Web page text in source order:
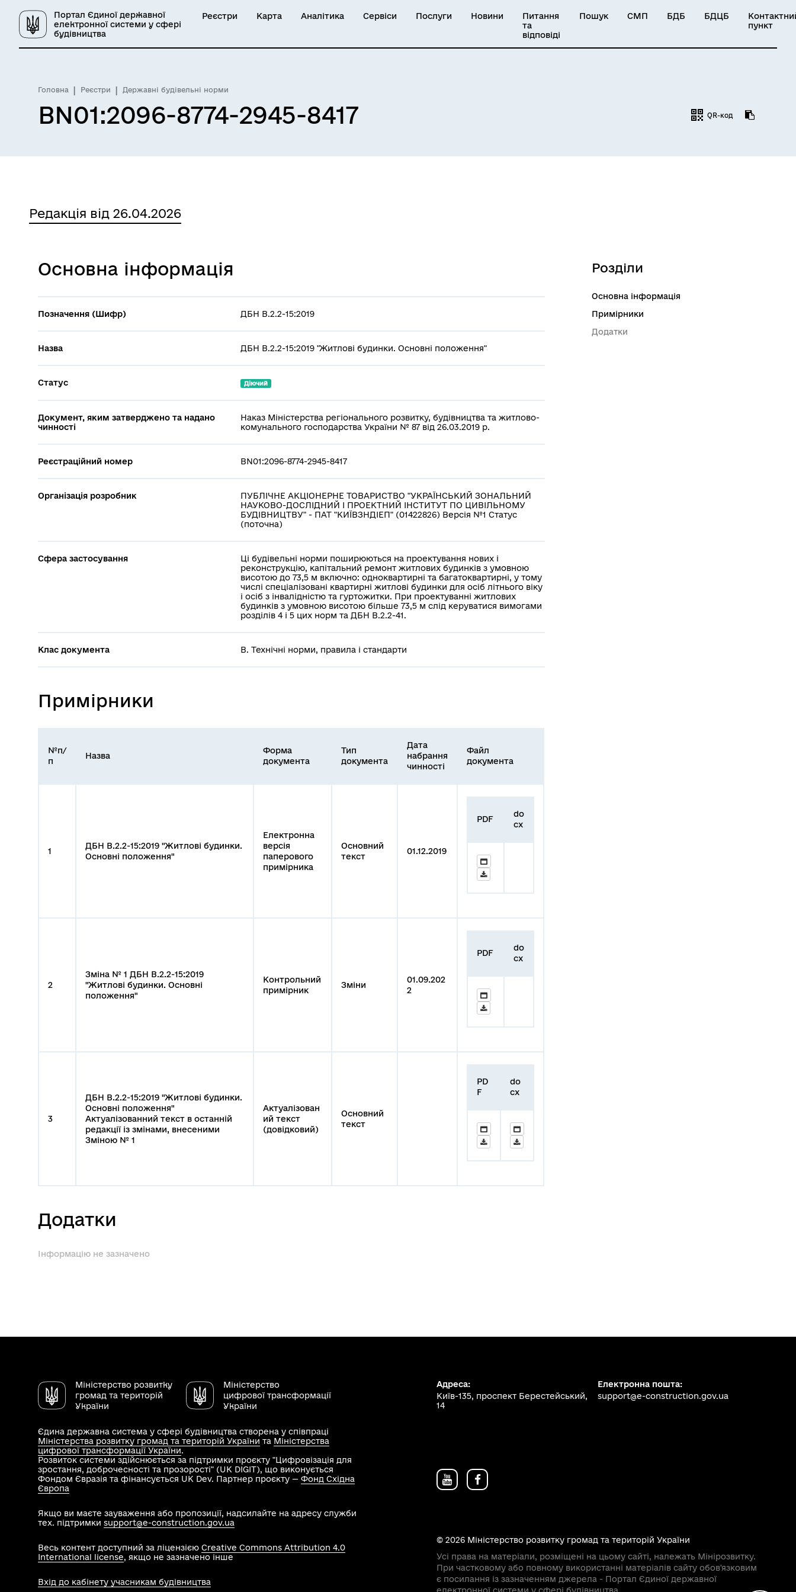
Портал Єдиної державної
електронної системи у сфері
будівництва
Реєстри Карта Аналітика Сервіси Послуги Новини
Питання
та
відповіді
Пошук СМП БДБ БДЦБ
пункт
Головна Реєстри Державні будівельні норми
BN01:2096-8774-2945-8417 QR-код
Редакція від 26.04.2026
Основна інформація
Позначення (Шифр) ДБН В.2.2-15:2019
Назва ДБН В.2.2-15:2019 "Житлові будинки. Основні положення"
Статус Діючий
Документ, яким затверджено та надано
чинності
Наказ Міністерства регіонального розвитку, будівництва та житлово-
комунального господарства України № 87 від 26.03.2019 р.
Реєстраційний номер BN01:2096-8774-2945-8417
Організація розробник
ПУБЛІЧНЕ АКЦІОНЕРНЕ ТОВАРИСТВО "УКРАЇНСЬКИЙ ЗОНАЛЬНИЙ
НАУКОВО-ДОСЛІДНИЙ І ПРОЕКТНИЙ ІНСТИТУТ ПО ЦИВІЛЬНОМУ
БУДІВНИЦТВУ" - ПАТ "КИЇВЗНДІЕП" (01422826) Версія №1 Статус
(поточна)
Сфера застосування
Ці будівельні норми поширюються на проектування нових і
реконструкцію, капітальний ремонт житлових будинків з умовною
висотою до 73,5 м включно: одноквартирні та багатоквартирні, у тому
числі спеціалізовані квартирні житлові будинки для осіб літнього віку
і осіб з інвалідністю та гуртожитки. При проектуванні житлових
будинків з умовною висотою більше 73,5 м слід керуватися вимогами
розділів 4 і 5 цих норм та ДБН В.2.2-41.
Клас документа В. Технічні норми, правила і стандарти
Примірники
№п/
п
Назва
Форма
документа
Тип
документа
Дата
набрання
чинності
Файл
документа
1
ДБН В.2.2-15:2019 "Житлові будинки.
Основні положення"
Електронна
версія
паперового
примірника
Основний
текст
01.12.2019
PDF
do
cx
2
Зміна № 1 ДБН В.2.2-15:2019
"Житлові будинки. Основні
положення"
Контрольний
примірник
Зміни
01.09.202
2
PDF
do
cx
3
ДБН В.2.2-15:2019 "Житлові будинки.
Основні положення"
Актуалізованний текст в останній
редакції із змінами, внесеними
Зміною № 1
Актуалізован
ий текст
(довідковий)
Основний
текст
PD
F
do
cx
Додатки
Інформацію не зазначено
Розділи
Основна інформація
Примірники
Додатки
Міністерство розвитку
громад та територій
України
Міністерство
цифрової трансформації
України
Єдина державна система у сфері будівництва створена у співпраці
Міністерства розвитку громад та територій України та Міністерства
цифрової трансформації України.
Розвиток системи здійснюється за підтримки проєкту "Цифровізація для
зростання, доброчесності та прозорості" (UK DIGIT), що виконується
Фондом Євразія та фінансується UK Dev. Партнер проєкту — Фонд Східна
Європа
Якщо ви маєте зауваження або пропозиції, надсилайте на адресу служби
тех. підтримки support@e-construction.gov.ua
Весь контент доступний за ліцензією Creative Commons Attribution 4.0
International license, якщо не зазначено інше
Вхід до кабінету учасникам будівництва
Адреса:
Київ-135, проспект Берестейський,
14
Електронна пошта:
support@e-construction.gov.ua
© 2026 Міністерство розвитку громад та територій України
Усі права на матеріали, розміщені на цьому сайті, належать Мінірозвитку.
При частковому або повному використанні матеріалів сайту обовʼязковим
є посилання із зазначенням джерела - Портал Єдиної державної